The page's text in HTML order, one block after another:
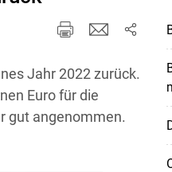
Jahr 2022 zurück.
Euro für die
gut angenommen.